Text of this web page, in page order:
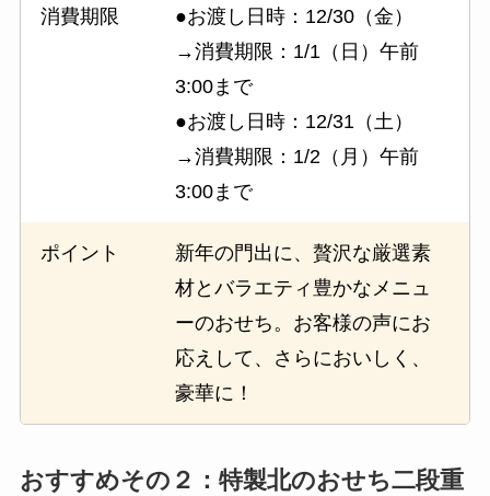
消費期限
●お渡し日時：12/30（金）
→消費期限：1/1（日）午前
3:00まで
●お渡し日時：12/31（土）
→消費期限：1/2（月）午前
3:00まで
ポイント
新年の門出に、贅沢な厳選素
材とバラエティ豊かなメニュ
ーのおせち。お客様の声にお
応えして、さらにおいしく、
豪華に！
おすすめその２：特製北のおせち二段重